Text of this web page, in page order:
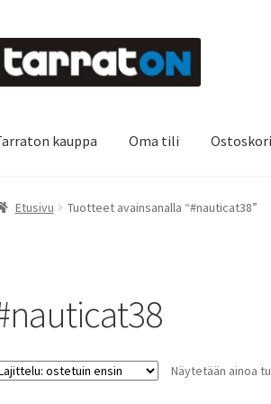
Siirry
navigointiin
Siirry
sisältöön
kauppa Oma tili Ostoskori
Kyltit Laserleikkaus & -kaiverrus
Etusivu Tuotteet avainsanalla “#nauticat38”
Näytetään ainoa